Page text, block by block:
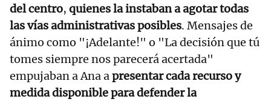
del centro, quienes la instaban a agotar todas
las vías administrativas posibles. Mensajes de
ánimo como "¡Adelante!" o "La decisión que tú
tomes siempre nos parecerá acertada"
empujaban a Ana apresentar cada recurso y
medida disponible para defender la